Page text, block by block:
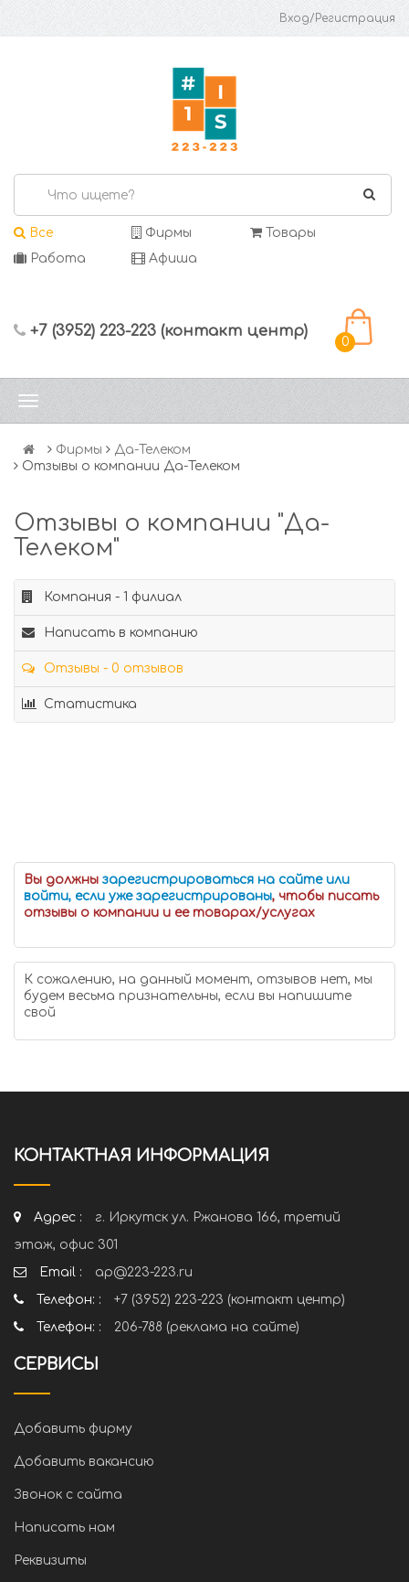
Вход/Регистрация
Все Фирмы
Товары
Работа
Афиша
+7 (3952) 223-223 (контакт центр)
0
Фирмы
Да-Телеком
Отзывы о компании Да-Телеком
Отзывы о компании "Да-
Телеком"
Компания - 1 филиал
Написать в компанию
Отзывы - 0 отзывов
Статистика
Вы должны зарегистрироваться на сайте или
войти, если уже зарегистрированы, чтобы писать
отзывы о компании и ее товарах/услугах
К сожалению, на данный момент, отзывов нет, мы
будем весьма признательны, если вы напишите
свой
КОНТАКТНАЯ ИНФОРМАЦИЯ
Адрес :
г. Иркутск ул. Ржанова 166, третий
этаж, офис 301
Email :
ap@223-223.ru
Телефон: :
+7 (3952) 223-223 (контакт центр)
Телефон: :
206-788 (реклама на сайте)
СЕРВИСЫ
Добавить фирму
Добавить вакансию
Звонок с сайта
Написать нам
Реквизиты